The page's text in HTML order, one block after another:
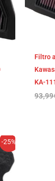
Filtro
KA-
93,99
-25%